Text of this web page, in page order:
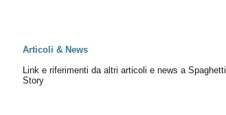
Articoli & News
Link e riferimenti da altri articoli e news a Spaghetti
Story